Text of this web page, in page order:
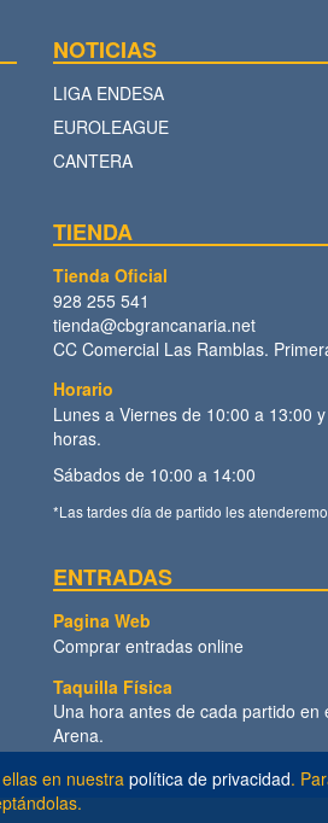
en nuestra política de privacidad.
NOTICIAS
LIGA ENDESA
EUROLEAGUE
CANTERA
TIENDA
Tienda Oficial
928 255 541
tienda@cbgrancanaria.net
CC Comercial Las Ramblas.
Horario
Lunes a Viernes de 10:00 a 13:00
horas.
Sábados de 10:00 a 14:00
*Las tardes día de partido les
ENTRADAS
Pagina Web
Comprar entradas online
Taquilla Física
Una hora antes de cada partido en
Arena.